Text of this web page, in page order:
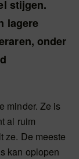
stijgen.
lagere
onder
minder. Ze is
al ruim
ze. De meeste
kan oplopen